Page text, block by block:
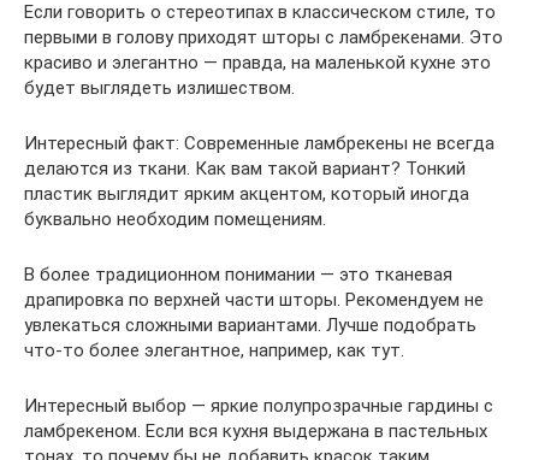
Если говорить о стереотипах в классическом стиле, то
первыми в голову приходят шторы с ламбрекенами. Это
красиво и элегантно — правда, на маленькой кухне это
будет выглядеть излишеством.
Интересный факт: Современные ламбрекены не всегда
делаются из ткани. Как вам такой вариант? Тонкий
пластик выглядит ярким акцентом, который иногда
буквально необходим помещениям.
В более традиционном понимании — это тканевая
драпировка по верхней части шторы. Рекомендуем не
увлекаться сложными вариантами. Лучше подобрать
что-то более элегантное, например, как тут.
Интересный выбор — яркие полупрозрачные гардины с
ламбрекеном. Если вся кухня выдержана в пастельных